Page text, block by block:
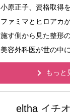
小原正子、資格取得
ファミマとヒロアカ
施す側から見た整形
美容外科医が世の中
もっと